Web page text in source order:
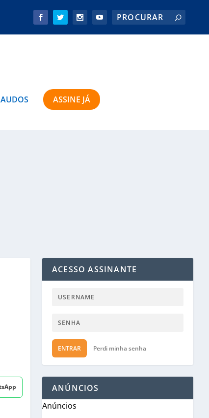
ASSINE JÁ
ACESSO ASSINANTE
ENTRAR Perdi minha senha
ANÚNCIOS
Anúncios